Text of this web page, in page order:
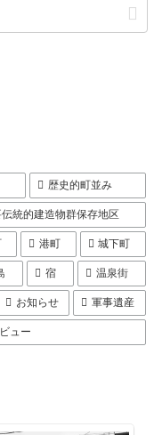
歴史的町並み
統的建造物群保存地区
港町 城下町
宿 温泉街
お知らせ 軍事遺産
ュー